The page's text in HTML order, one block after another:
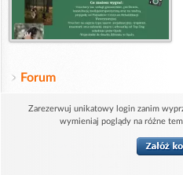
Forum
Zarezerwuj unikatowy login zanim
wymieniaj poglądy na różne